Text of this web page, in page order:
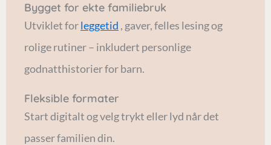
Bygget for ekte familiebruk
Utviklet forleggetid , gaver, felles lesing og
rolige rutiner – inkludert personlige
godnatthistorier for barn.
Fleksible formater
Start digitalt og velg trykt eller lyd når det
passer familien din.